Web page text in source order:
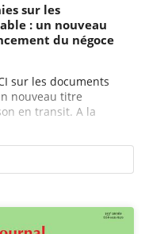
sur les
: un nouveau
du négoce
sur les documents
nouveau titre
en transit. A la